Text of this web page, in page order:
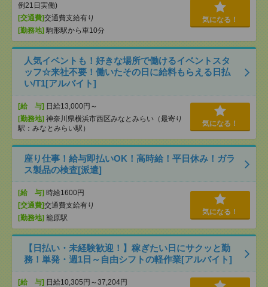
例21日実働)
[交通費]交通費支給有り
[勤務地] 駒形駅から車10分
気になる！
人気イベントも！好きな場所で働けるイベントスタ
ッフ☆来社不要！働いたその日に給料もらえる日払
い/T1[アルバイト]
[給 与] 日給13,000円～
[勤務地] 神奈川県横浜市西区みなとみらい（最寄り
駅：みなとみらい駅）
気になる！
座り仕事！給与即払いOK！高時給！平日休み！ガラ
ス製品の検査[派遣]
[給 与] 時給1600円
[交通費]交通費支給有り
[勤務地] 籠原駅
気になる！
【日払い・未経験歓迎！】稼ぎたい日にサクッと勤
務！単発・週1日～自由シフトの軽作業[アルバイト]
[給 与] 日給10,305円～37,204円